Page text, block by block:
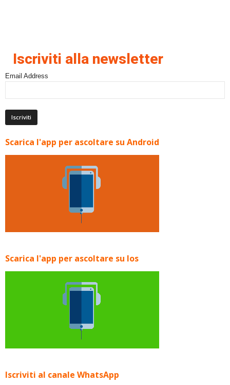
Iscriviti alla newsletter
Email Address
Scarica l'app per ascoltare su Android
Scarica l'app per ascoltare su Ios
Iscriviti al canale WhatsApp